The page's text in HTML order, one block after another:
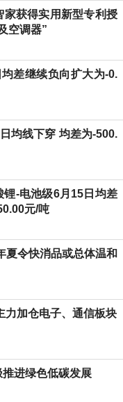
家获得实用新型专利授
空调器”
差继续负向扩大为-0.
均线下穿 均差为-500.
锂-电池级6月15日均差
元/吨
夏令快消品或总体温和
力加仓电子、通信板块
进绿色低碳发展